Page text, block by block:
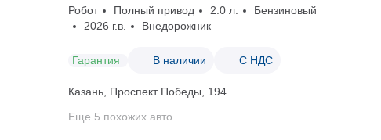
Робот Полный привод 2.0 л.
Бензиновый
2026 г.в.
Внедорожник
Гарантия В наличии С НДС
Казань, Проспект Победы, 194
Еще 5 похожих авто